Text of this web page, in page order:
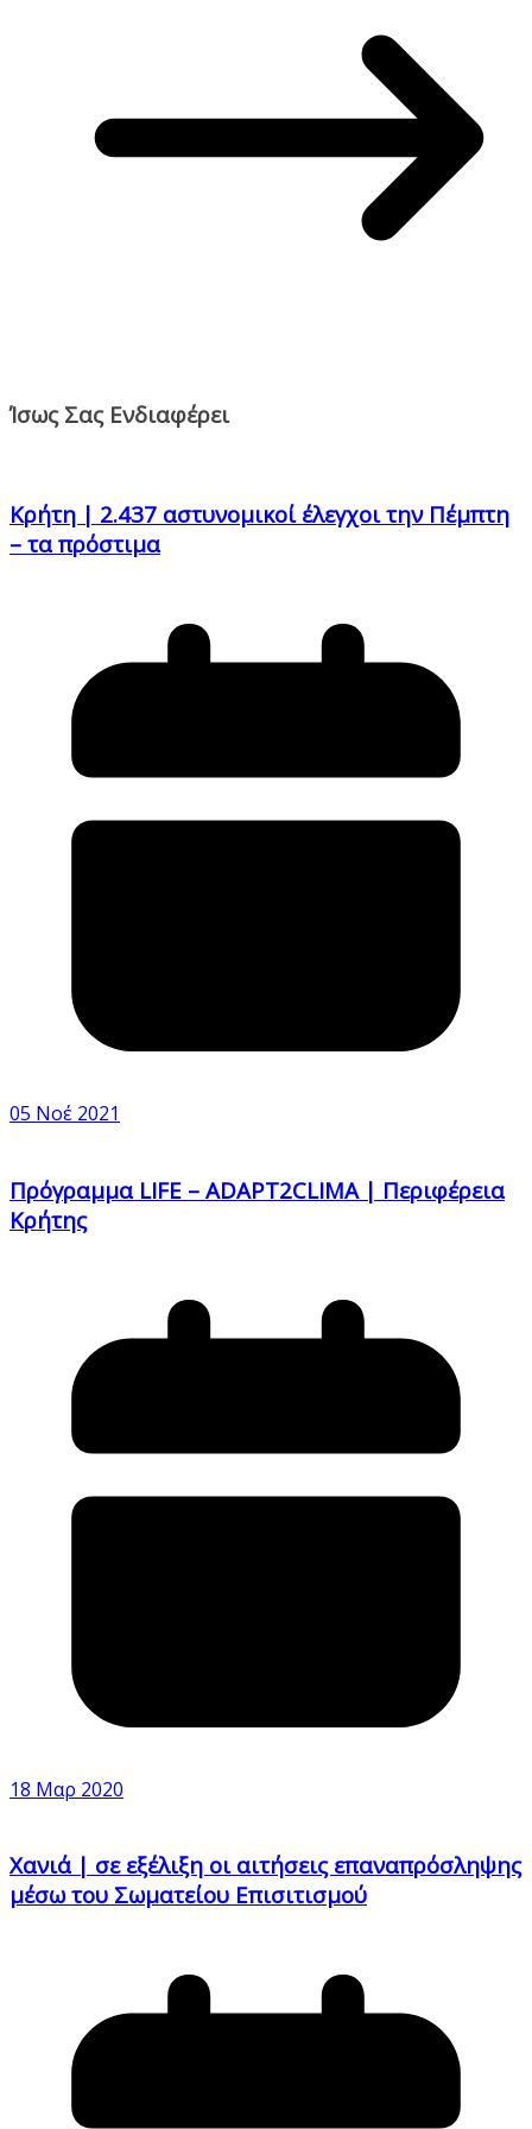
Ίσως Σας Ενδιαφέρει
Κρήτη | 2.437 αστυνομικοί έλεγχοι την Πέμπτη
– τα πρόστιμα
05 Νοέ 2021
Πρόγραμμα LIFE – ADAPT2CLIMA | Περιφέρεια
Κρήτης
18 Μαρ 2020
Χανιά | σε εξέλιξη οι αιτήσεις επαναπρόσληψης
μέσω του Σωματείου Επισιτισμού